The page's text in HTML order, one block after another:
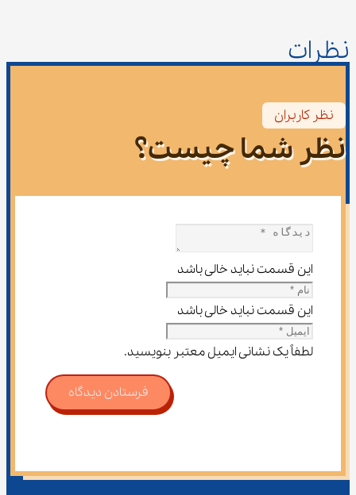
نظرات
نظر کاربران
نظر شما چیست؟
این قسمت نباید خالی باشد
این قسمت نباید خالی باشد
لطفاً یک نشانی ایمیل معتبر بنویسید.
فرستادن دیدگاه